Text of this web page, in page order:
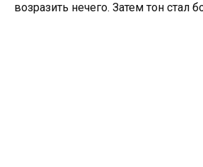
возразить нечего. Затем тон стал